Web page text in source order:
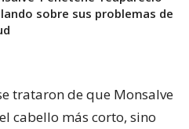
sobre sus problemas de
trataron de que Monsalve
cabello más corto, sino